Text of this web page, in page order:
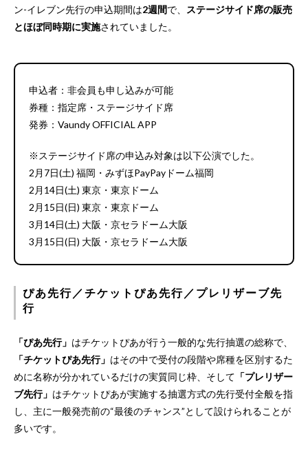
ン-イレブン先行の申込期間は2週間で、
ステージサイド席の販売
とほぼ同時期に実施されていました。
申込者：非会員も申し込みが可能
券種：指定席・ステージサイド席
発券：Vaundy OFFICIAL APP
※ステージサイド席の申込み対象は以下公演でした。
2月7日(土) 福岡・みずほPayPayドーム福岡
2月14日(土) 東京・東京ドーム
2月15日(日) 東京・東京ドーム
3月14日(土) 大阪・京セラドーム大阪
3月15日(日) 大阪・京セラドーム大阪
ぴあ先行／チケットぴあ先行／プレリザーブ先
行
「ぴあ先行」 はチケットぴあが行う一般的な先行抽選の総称で、
「チケットぴあ先行」 はその中で受付の段階や席種を区別するた
めに名称が分かれているだけの実質同じ枠、そして 「プレリザー
ブ先行」 はチケットぴあが実施する抽選方式の先行受付全般を指
し、主に一般発売前の“最後のチャンス”として設けられることが
多いです。